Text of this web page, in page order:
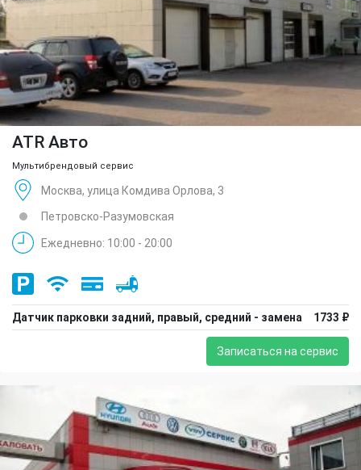
ATR Авто
Мультибрендовый сервис
Москва, улица Комдива Орлова, 3
Петровско-Разумовская
Ежедневно: 10:00 - 20:00
Датчик парковки задний, правый, средний - замена 1733 ₽
Записаться на сервис